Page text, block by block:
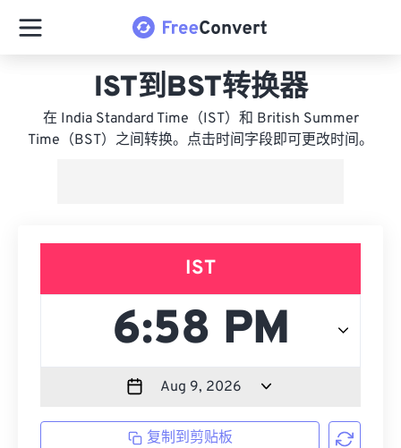
IST到BST转换器
在 India Standard Time（IST）和 British Summer
Time（BST）之间转换。点击时间字段即可更改时间。
IST
复制到剪贴板